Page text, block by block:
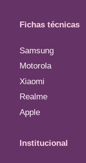
Fichas técnicas
Samsung
Motorola
Xiaomi
Realme
Apple
Institucional